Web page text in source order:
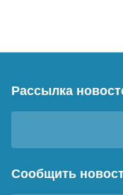
Рассылка
Сообщить